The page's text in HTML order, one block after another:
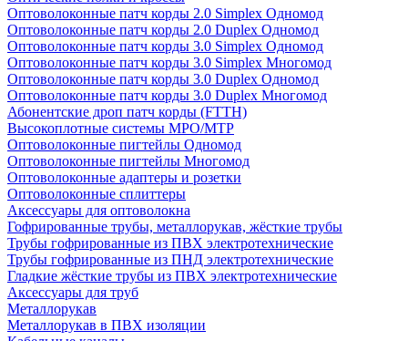
Оптоволоконные патч корды 2.0 Simplex Одномод
Оптоволоконные патч корды 2.0 Duplex Одномод
Оптоволоконные патч корды 3.0 Simplex Одномод
Оптоволоконные патч корды 3.0 Simplex Многомод
Оптоволоконные патч корды 3.0 Duplex Одномод
Оптоволоконные патч корды 3.0 Duplex Многомод
Абонентские дроп патч корды (FTTH)
Высокоплотные системы MPO/MTP
Оптоволоконные пигтейлы Одномод
Оптоволоконные пигтейлы Многомод
Оптоволоконные адаптеры и розетки
Оптоволоконные сплиттеры
Аксессуары для оптоволокна
Гофрированные трубы, металлорукав, жёсткие трубы
Трубы гофрированные из ПВХ электротехнические
Трубы гофрированные из ПНД электротехнические
Гладкие жёсткие трубы из ПВХ электротехнические
Аксессуары для труб
Металлорукав
Металлорукав в ПВХ изоляции